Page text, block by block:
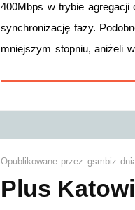
400Mbps w trybie agregacji
synchronizację fazy.
mniejszym stopniu, aniżeli
Opublikowane przez gsmbiz
Plus